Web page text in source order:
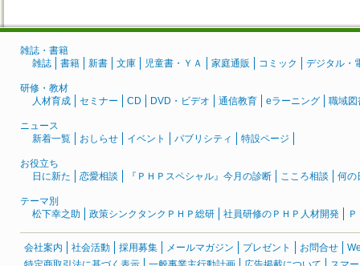
雑誌・書籍
雑誌
書籍 新書 文庫 児童書・ＹＡ 家庭通販 コミック デジタル・
研修・教材
人材育成
セミナー CD DVD・ビデオ 通信教育 eラーニング 職域図
ニュース
新着一覧
おしらせ イベント パブリシティ 特設ページ
お役立ち
日に新た
恋愛相談 『ＰＨＰスペシャル』今月の診断 こころ相談 何の
テーマ別
松下幸之助
政策シンクタンクＰＨＰ総研 社員研修のＰＨＰ人材開発
会社案内 社会活動 採用募集 メールマガジン プレゼント お問合せ